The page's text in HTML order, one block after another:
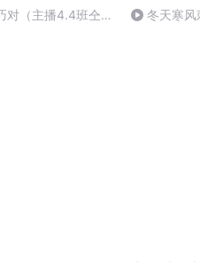
对（主播4.4班仝沛
冬天寒风